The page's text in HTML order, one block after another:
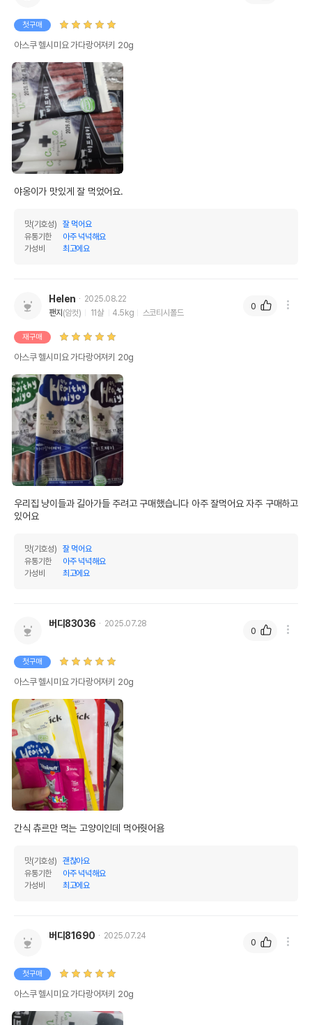
첫구매
아스쿠 헬시미요 가다랑어져키 20g
야옹이가 맛있게 잘 먹었어요.
맛(기호성)
잘 먹어요
유통기한
아주 넉넉해요
가성비
최고에요
Helen
2025.08.22
팬지 (암컷) 11살 4.5kg 스코티시폴드
재구매
아스쿠 헬시미요 가다랑어져키 20g
우리집 냥이들과 길아가들 주려고 구매했습니다 아주 잘먹어요 자주 구매하고
있어요
맛(기호성)
잘 먹어요
유통기한
아주 넉넉해요
가성비
최고에요
0
버디83036 2025.07.28
첫구매
아스쿠 헬시미요 가다랑어져키 20g
간식 츄르만 먹는 고양이인데 먹어줫어욤
맛(기호성)
괜찮아요
유통기한
아주 넉넉해요
가성비
최고에요
0
버디81690 2025.07.24
첫구매
아스쿠 헬시미요 가다랑어져키 20g
0